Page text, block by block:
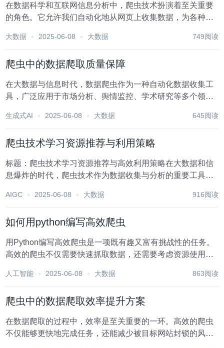
在数据科学和互联网信息分析中，爬虫技术扮演着至关重要
的角色。它允许我们自动化地从网页上收集数据，为各种应
目标数据，是爬虫任务中的核心挑战之一。本文将探讨一些
大数据 2025-06-08 大数据 749阅读
爬虫中的数据爬取质量保障
在大数据与信息时代，数据爬虫作为一种自动化数据收集工
具，广泛应用于市场分析、舆情监控、学术研究等多个领
性和可靠性。因此，保障爬虫中的数据爬取质量是爬虫开发
生成式AI 2025-06-08 大数据 645阅读
爬虫技术学习资源推荐与利用策略
标题：爬虫技术学习资源推荐与高效利用策略在大数据和信
息爆炸的时代，爬虫技术作为数据收集与分析的重要工具，
析，还是学术研究、个性化推荐系统，爬虫技术都扮演着不
AIGC 2025-06-08 大数据 916阅读
如何用python编写高效爬虫
用Python编写高效爬虫是一项既有趣又富有挑战性的任务。
高效的爬虫不仅需要快速抓取数据，还需要考虑资源使用、
细的指南，帮助你理解如何用Python编写高效爬虫。 1. 确定
人工智能 2025-06-08 大数据 863阅读
爬虫中的数据爬取效率提升方案
在数据爬取的过程中，效率是至关重要的一环。高效的爬虫
不仅能够更快地完成任务，还能减少被目标网站封锁的风